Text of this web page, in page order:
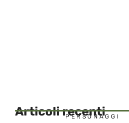
Articoli recenti
PERSONAGGI